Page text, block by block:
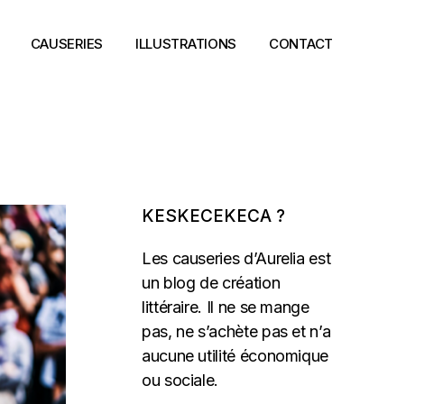
CAUSERIES ILLUSTRATIONS CONTACT
KESKECEKECA ?
Les causeries d’Aurelia est
un blog de création
littéraire. Il ne se mange
pas, ne s’achète pas et n’a
aucune utilité économique
ou sociale.